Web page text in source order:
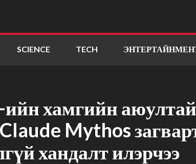
SCIENCE TECH
хамгийн
Mythos
хандалт илэрчээ